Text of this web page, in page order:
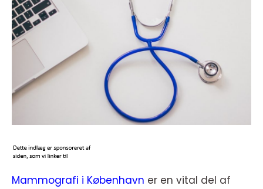
Mammografi i København er en vital del af